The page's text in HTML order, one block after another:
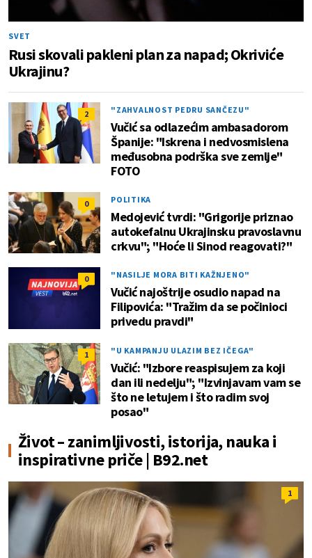
SVET
Rusi skovali pakleni plan za napad; Okriviće
Ukrajinu?
2 "ZAHVALNOST PEDRU SANČEZU"
Vučić sa odlazećim ambasadorom
Španije: "Iskrena i nedvosmislena
međusobna podrška sve zemlje"
FOTO
0 POLITIKA
Medojević tvrdi: "Grigorije priznao
autokefalnu Ukrajinsku pravoslavnu
crkvu"; "Hoće li Sinod reagovati?"
0 "NASILJE MORA BITI KAŽNJENO"
Vučić najoštrije osudio napad na
Filipovića: "Tražim da se počinioci
privedu pravdi"
1 "U KAMPANJU ULAZIM BEZ IČEGA"
Vučić: "Izbore reaspisujem za koji
dan ili nedelju"; "Izvinjavam vam se
što ne letujem i što radim svoj
posao"
Život – zanimljivosti, istorija, nauka i
inspirativne priče | B92.net
1